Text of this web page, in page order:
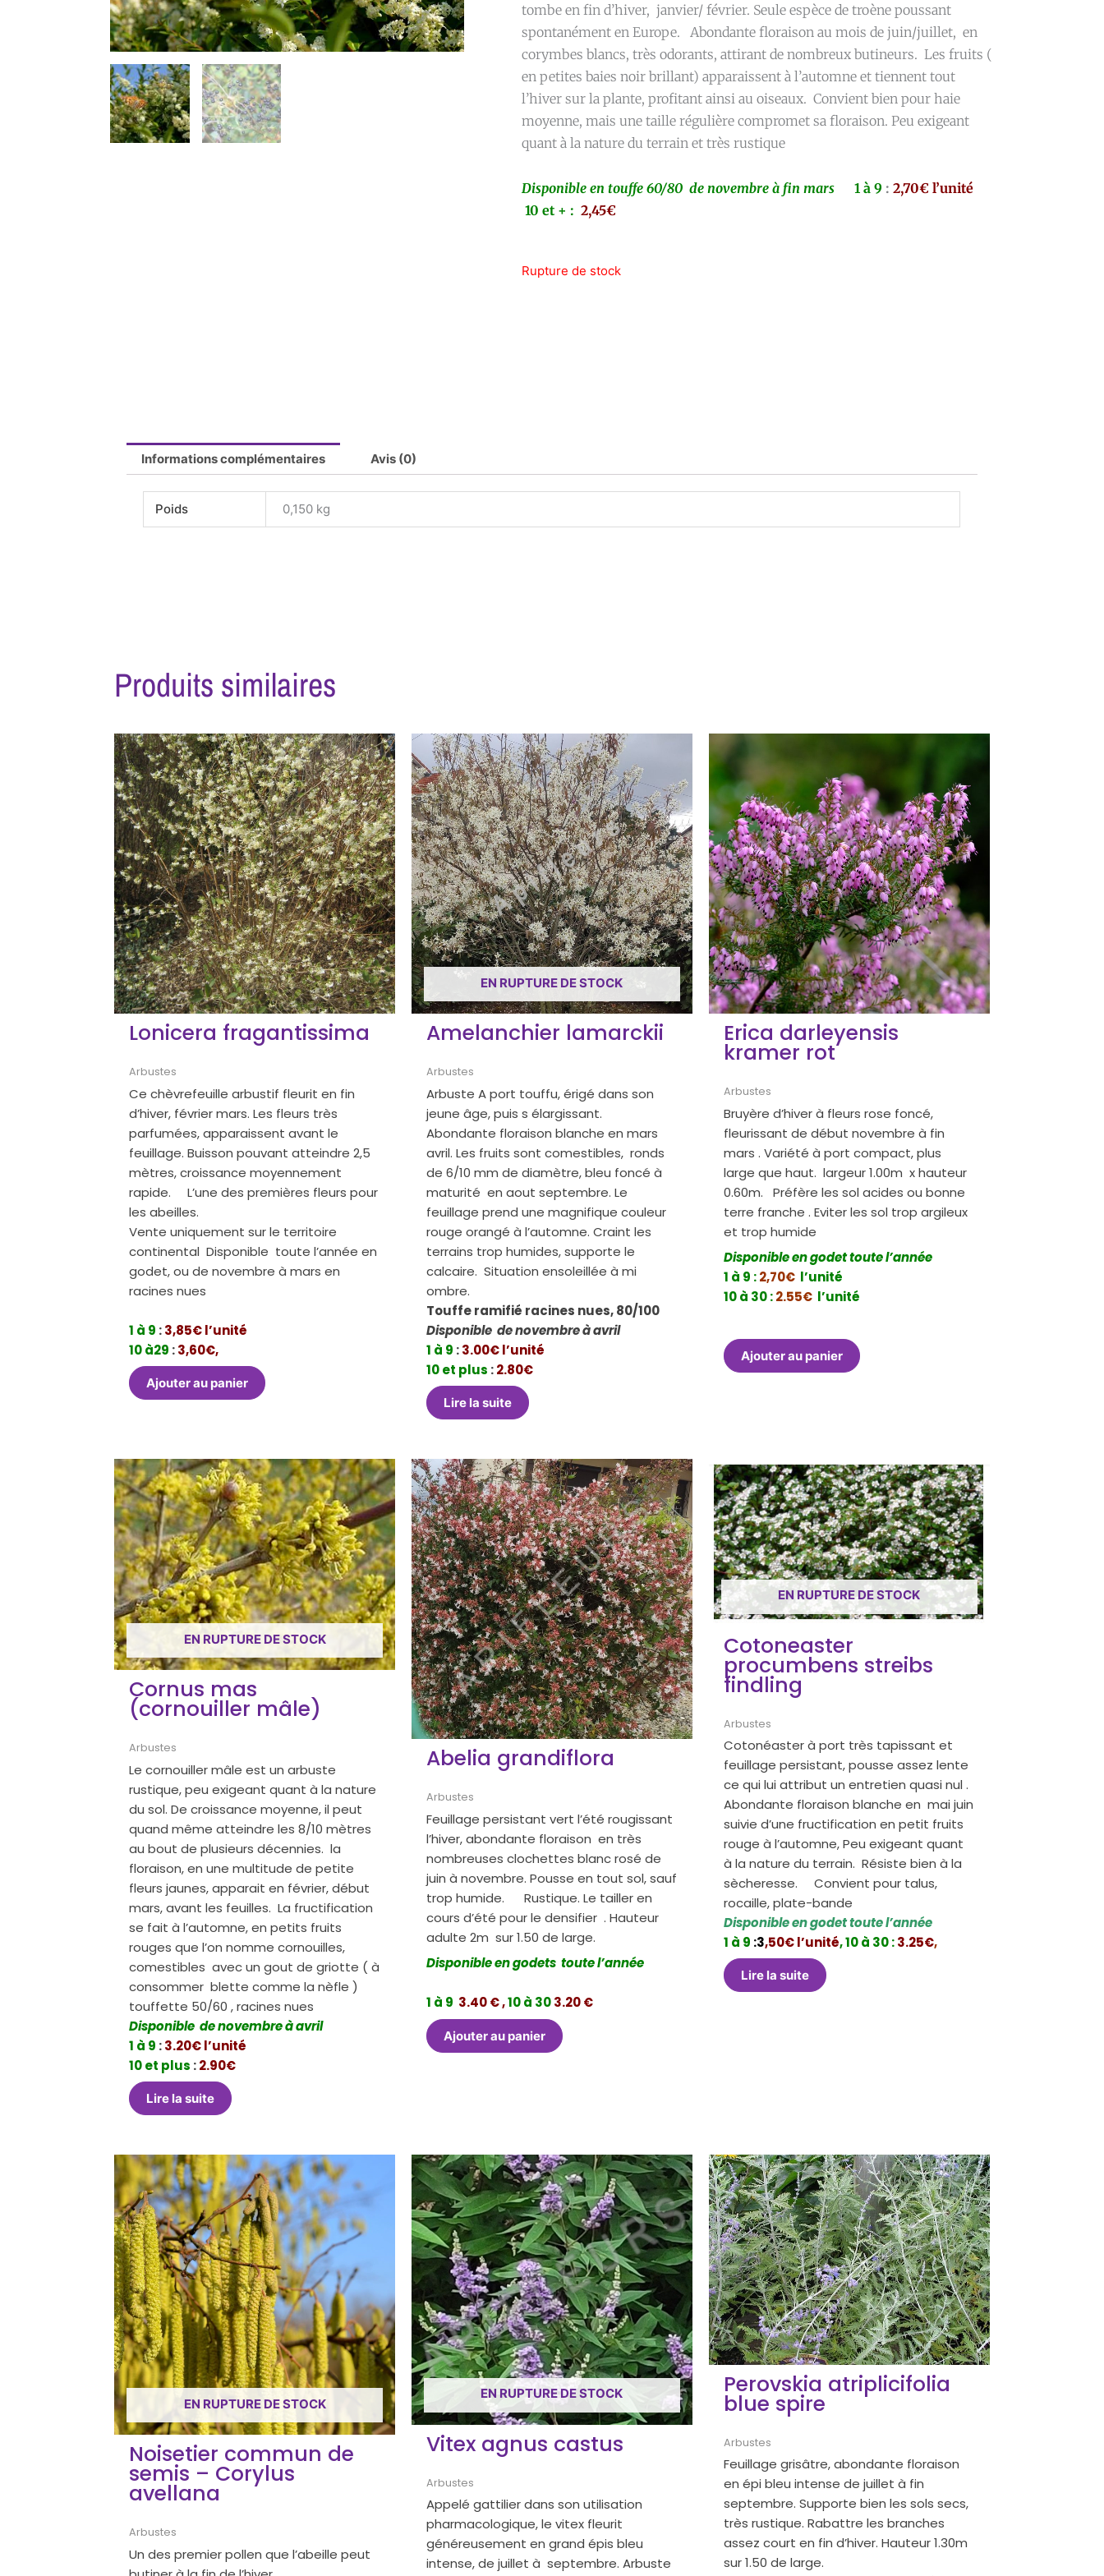
tombe en fin d’hiver, janvier/ février. Seule espèce de troène poussant
spontanément en Europe. Abondante floraison au mois de juin/juillet, en
corymbes blancs, très odorants, attirant de nombreux butineurs. Les fruits (
en petites baies noir brillant) apparaissent à l’automne et tiennent tout
l’hiver sur la plante, profitant ainsi au oiseaux. Convient bien pour haie
moyenne, mais une taille régulière compromet sa floraison. Peu exigeant
quant à la nature du terrain et très rustique
Disponible en touffe 60/80 de novembre à fin mars 1 à 9 : 2,70€ l’unité
10 et + : 2,45€
Rupture de stock
Informations complémentaires Avis (0)
Poids 0,150 kg
Produits similaires
Lonicera fragantissima
Arbustes
Ce chèvrefeuille arbustif fleurit en fin
d’hiver, février mars. Les fleurs très
parfumées, apparaissent avant le
feuillage. Buisson pouvant atteindre 2,5
mètres, croissance moyennement
rapide. L’une des premières fleurs pour
les abeilles.
Vente uniquement sur le territoire
continental Disponible toute l’année en
godet, ou de novembre à mars en
racines nues
1 à 9 :3,85€ l’unité
10 à29 :3,60€,
Ajouter au panier
EN RUPTURE DE STOCK
Amelanchier lamarckii
Arbustes
Arbuste A port touffu, érigé dans son
jeune âge, puis s élargissant.
Abondante floraison blanche en mars
avril. Les fruits sont comestibles, ronds
de 6/10 mm de diamètre, bleu foncé à
maturité en aout septembre. Le
feuillage prend une magnifique couleur
rouge orangé à l’automne. Craint les
terrains trop humides, supporte le
calcaire. Situation ensoleillée à mi
ombre.
Touffe ramifié racines nues, 80/100
Disponible de novembre à avril
1 à 9 :3.00€ l’unité
10 et plus :2.80€
Lire la suite
Erica darleyensis
kramer rot
Arbustes
Bruyère d’hiver à fleurs rose foncé,
fleurissant de début novembre à fin
mars . Variété à port compact, plus
large que haut. largeur 1.00m x hauteur
0.60m. Préfère les sol acides ou bonne
terre franche . Eviter les sol trop argileux
et trop humide
Disponible en godet toute l’année
1 à 9 :2,70€ l’unité
10 à 30 :2.55€ l’unité
Ajouter au panier
EN RUPTURE DE STOCK
Cornus mas
(cornouiller mâle)
Arbustes
Le cornouiller mâle est un arbuste
rustique, peu exigeant quant à la nature
du sol. De croissance moyenne, il peut
quand même atteindre les 8/10 mètres
au bout de plusieurs décennies. la
floraison, en une multitude de petite
fleurs jaunes, apparait en février, début
mars, avant les feuilles. La fructification
se fait à l’automne, en petits fruits
rouges que l’on nomme cornouilles,
comestibles avec un gout de griotte ( à
consommer blette comme la nèfle )
touffette 50/60 , racines nues
Disponible de novembre à avril
1 à 9 :3.20€ l’unité
10 et plus :2.90€
Lire la suite
Abelia grandiflora
Arbustes
Feuillage persistant vert l’été rougissant
l’hiver, abondante floraison en très
nombreuses clochettes blanc rosé de
juin à novembre. Pousse en tout sol, sauf
trop humide. Rustique. Le tailler en
cours d’été pour le densifier . Hauteur
adulte 2m sur 1.50 de large.
Disponible en godets toute l’année
1 à 9 3.40 € ,10 à 303.20 €
Ajouter au panier
EN RUPTURE DE STOCK
Cotoneaster
procumbens streibs
findling
Arbustes
Cotonéaster à port très tapissant et
feuillage persistant, pousse assez lente
ce qui lui attribut un entretien quasi nul .
Abondante floraison blanche en mai juin
suivie d’une fructification en petit fruits
rouge à l’automne, Peu exigeant quant
à la nature du terrain. Résiste bien à la
sècheresse. Convient pour talus,
rocaille, plate-bande
Disponible en godet toute l’année
1 à 9 :3,50€ l’unité,10 à 30 :3.25€,
Lire la suite
EN RUPTURE DE STOCK
Noisetier commun de
semis – Corylus
avellana
Arbustes
Un des premier pollen que l’abeille peut
EN RUPTURE DE STOCK
Vitex agnus castus
Arbustes
Appelé gattilier dans son utilisation
pharmacologique, le vitex fleurit
généreusement en grand épis bleu
intense, de juillet à septembre. Arbuste
Perovskia atriplicifolia
blue spire
Arbustes
Feuillage grisâtre, abondante floraison
en épi bleu intense de juillet à fin
septembre. Supporte bien les sols secs,
très rustique. Rabattre les branches
assez court en fin d’hiver. Hauteur 1.30m
sur 1.50 de large.